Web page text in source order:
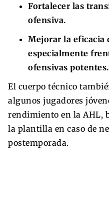
Fortalecer las
ofensiva.
Mejorar la eficacia
especialmente
ofensivas potentes.
El cuerpo técnico
algunos jugadores
rendimiento en la AHL,
la plantilla en caso de
postemporada.